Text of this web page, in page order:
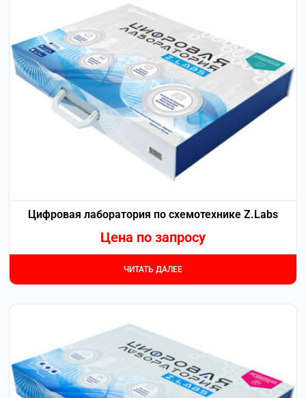
Цифровая лаборатория по схемотехнике Z.Labs
Цена по запросу
ЧИТАТЬ ДАЛЕЕ